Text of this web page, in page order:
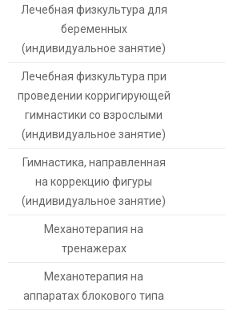
Лечебная физкультура для
беременных
(индивидуальное занятие)
Лечебная физкультура при
проведении корригирующей
гимнастики со взрослыми
(индивидуальное занятие)
Гимнастика, направленная
на коррекцию фигуры
(индивидуальное занятие)
Механотерапия на
тренажерах
Механотерапия на
аппаратах блокового типа